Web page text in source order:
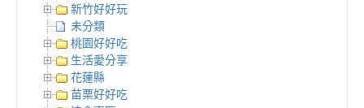
新竹好好玩
未分類
桃園好好吃
生活愛分享
花蓮縣
苗栗好好吃